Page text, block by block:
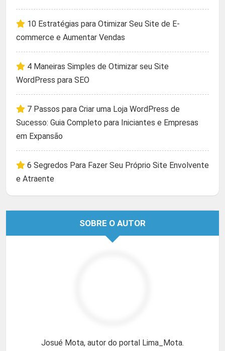
10 Estratégias para Otimizar Seu Site de E-
commerce e Aumentar Vendas
4 Maneiras Simples de Otimizar seu Site
WordPress para SEO
7 Passos para Criar uma Loja WordPress de
Sucesso: Guia Completo para Iniciantes e Empresas
em Expansão
6 Segredos Para Fazer Seu Próprio Site Envolvente
e Atraente
SOBRE O AUTOR
Josué Mota, autor do portal Lima_Mota.